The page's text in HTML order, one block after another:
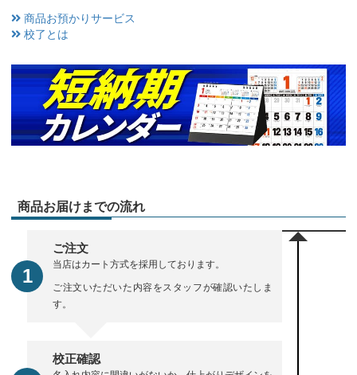
商品お預かりサービス
校了とは
商品お届けまでの流れ
ご注文
当店はカート方式を採用しております。
ご注文いただいた内容をスタッフが確認いたしま
す。
校正確認